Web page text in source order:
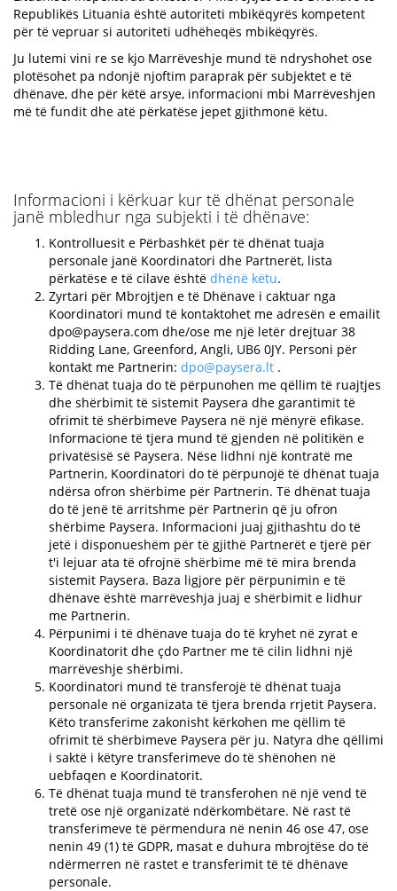
Republikës Lituania është autoriteti mbikëqyrës kompetent
për të vepruar si autoriteti udhëheqës mbikëqyrës.
Ju lutemi vini re se kjo Marrëveshje mund të ndryshohet ose
plotësohet pa ndonjë njoftim paraprak për subjektet e të
dhënave, dhe për këtë arsye, informacioni mbi Marrëveshjen
më të fundit dhe atë përkatëse jepet gjithmonë këtu.
Informacioni i kërkuar kur të dhënat personale
janë mbledhur nga subjekti i të dhënave:
Kontrolluesit e Përbashkët për të dhënat tuaja
personale janë Koordinatori dhe Partnerët, lista
përkatëse e të cilave është dhënë këtu.
Zyrtari për Mbrojtjen e të Dhënave i caktuar nga
Koordinatori mund të kontaktohet me adresën e emailit
dpo@paysera.com dhe/ose me një letër drejtuar 38
Ridding Lane, Greenford, Angli, UB6 0JY. Personi për
kontakt me Partnerin: dpo@paysera.lt .
Të dhënat tuaja do të përpunohen me qëllim të ruajtjes
dhe shërbimit të sistemit Paysera dhe garantimit të
ofrimit të shërbimeve Paysera në një mënyrë efikase.
Informacione të tjera mund të gjenden në politikën e
privatësisë së Paysera. Nëse lidhni një kontratë me
Partnerin, Koordinatori do të përpunojë të dhënat tuaja
ndërsa ofron shërbime për Partnerin. Të dhënat tuaja
do të jenë të arritshme për Partnerin që ju ofron
shërbime Paysera. Informacioni juaj gjithashtu do të
jetë i disponueshëm për të gjithë Partnerët e tjerë për
t'i lejuar ata të ofrojnë shërbime më të mira brenda
sistemit Paysera. Baza ligjore për përpunimin e të
dhënave është marrëveshja juaj e shërbimit e lidhur
me Partnerin.
Përpunimi i të dhënave tuaja do të kryhet në zyrat e
Koordinatorit dhe çdo Partner me të cilin lidhni një
marrëveshje shërbimi.
Koordinatori mund të transferojë të dhënat tuaja
personale në organizata të tjera brenda rrjetit Paysera.
Këto transferime zakonisht kërkohen me qëllim të
ofrimit të shërbimeve Paysera për ju. Natyra dhe qëllimi
i saktë i këtyre transferimeve do të shënohen në
uebfaqen e Koordinatorit.
Të dhënat tuaja mund të transferohen në një vend të
tretë ose një organizatë ndërkombëtare. Në rast të
transferimeve të përmendura në nenin 46 ose 47, ose
nenin 49 (1) të GDPR, masat e duhura mbrojtëse do të
ndërmerren në rastet e transferimit të të dhënave
personale.